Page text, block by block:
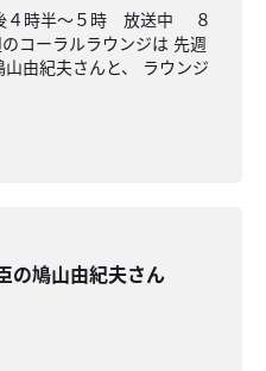
４時半～５時 放送中 ８
ラルラウンジは 先週
由紀夫さんと、 ラウンジ
の鳩山由紀夫さん